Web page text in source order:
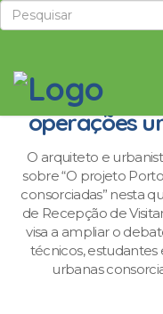
Codefoz
operações
O arquiteto e
sobre “O projeto
consorciadas” nesta
de Recepção de
visa a ampliar o
técnicos, estudantes
urbanas